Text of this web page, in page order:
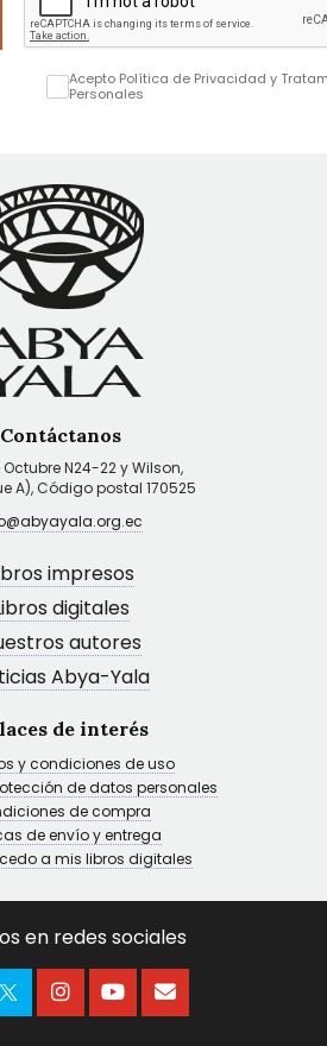
Acepto Política de Privacidad y
Personales
Contáctanos
Octubre N24-22 y Wilson,
A), Código postal 170525
impresos
digitales
autores
Abya-Yala
de interés
y condiciones de uso
de datos personales
de compra
de envío y entrega
a mis libros digitales
en redes sociales